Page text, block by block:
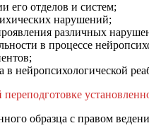
его отделов и систем;
нарушений;
различных
в процессе
нейропсихологической
образца с правом